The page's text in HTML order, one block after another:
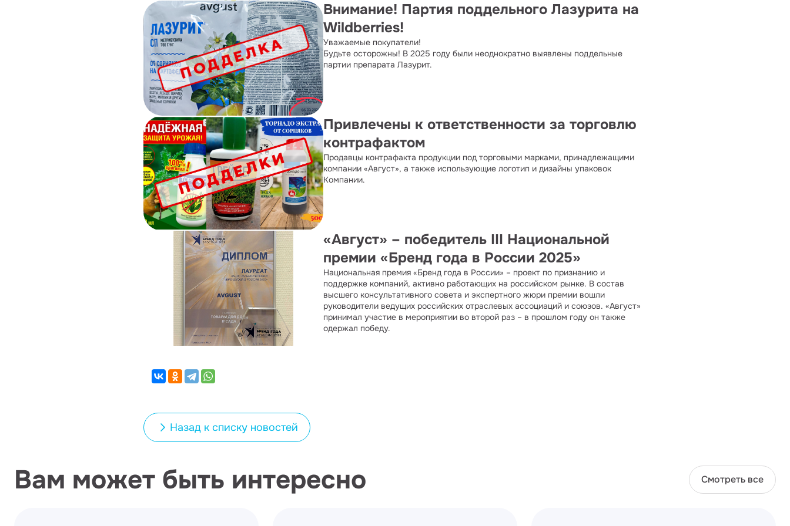
Внимание! Партия поддельного Лазурита на
Wildberries!
Уважаемые покупатели!
Будьте осторожны! В 2025 году были неоднократно выявлены поддельные
партии препарата Лазурит.
Привлечены к ответственности за торговлю
контрафактом
Продавцы контрафакта продукции под торговыми марками, принадлежащими
компании «Август», а также использующие логотип и дизайны упаковок
Компании.
«Август» – победитель III Национальной
премии «Бренд года в России 2025»
Национальная премия «Бренд года в России» – проект по признанию и
поддержке компаний, активно работающих на российском рынке. В состав
высшего консультативного совета и экспертного жюри премии вошли
руководители ведущих российских отраслевых ассоциаций и союзов. «Август»
принимал участие в мероприятии во второй раз – в прошлом году он также
одержал победу.
Назад к списку новостей
Вам может быть интересно Смотреть все